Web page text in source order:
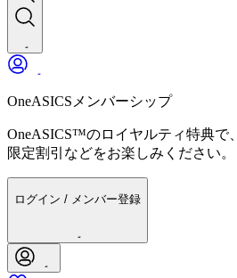
OneASICSメンバーシップ
OneASICS™のロイヤルティ特典で
限定割引などをお楽しみください。
ログイン / メンバー登録